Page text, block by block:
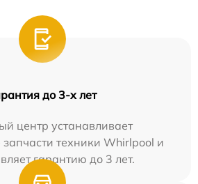
до 3-х лет
центр устанавливает
техники Whirlpool и
гарантию до 3 лет.